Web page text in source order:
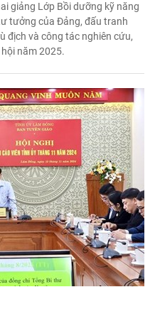
giảng Lớp Bồi dưỡng kỹ năng
tưởng của Đảng, đấu tranh
địch và công tác nghiên cứu,
năm 2025.